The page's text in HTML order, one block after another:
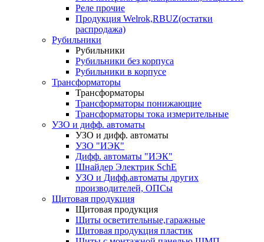
Реле прочие
Продукция Welrok,RBUZ(остатки
распродажа)
Рубильники
Рубильники
Рубильники без корпуса
Рубильники в корпусе
Трансформаторы
Трансформаторы
Трансформаторы понижающие
Трансформаторы тока измерительные
УЗО и дифф. автоматы
УЗО и дифф. автоматы
УЗО "ИЭК"
Дифф. автоматы "ИЭК"
Шнайдер Электрик SchE
УЗО и Дифф.автоматы других
производителей, ОПСы
Щитовая продукция
Щитовая продукция
Щиты осветительные,гаражные
Щитовая продукция пластик